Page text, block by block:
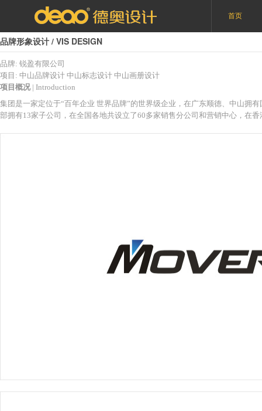
首页
品牌形象设计 / VIS DESIGN
品牌: 锐盈有限公司
项目: 中山品牌设计 中山标志设计 中山画册设计
项目概况 | Introduction
集团是一家定位于“百年企业 世界品牌”的世界级企业，在广东顺德、中山拥
部拥有13家子公司，在全国各地共设立了60多家销售分公司和营销中心，在